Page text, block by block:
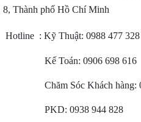
8, Thành phố Hồ Chí Minh
Hotline : Kỹ Thuật: 0988 477 328
Kế Toán: 0906 698 616
Chăm Sóc Khách hàng:
PKD: 0938 944 828